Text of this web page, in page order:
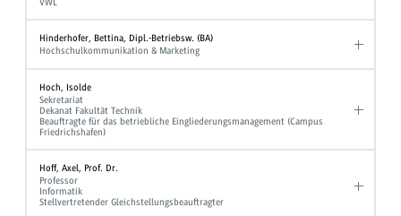
Hinderhofer, Bettina, Dipl.-Betriebsw. (BA)
Hochschulkommunikation & Marketing
Hoch, Isolde
Sekretariat
Dekanat Fakultät Technik
Beauftragte für das betriebliche Eingliederungsmanagement (Campus
Friedrichshafen)
Hoff, Axel, Prof. Dr.
Professor
Informatik
Stellvertretender Gleichstellungsbeauftragter